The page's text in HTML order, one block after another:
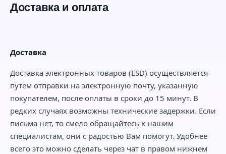
Доставка и оплата
Доставка
Доставка электронных товаров (ESD) осуществляется
путем отправки на электронную почту, указанную
покупателем, после оплаты в сроки до 15 минут. В
редких случаях возможны технические задержки. Если
письма нет, то смело обращайтесь к нашим
специалистам, они с радостью Вам помогут. Удобнее
всего это можно сделать через чат в правом нижнем